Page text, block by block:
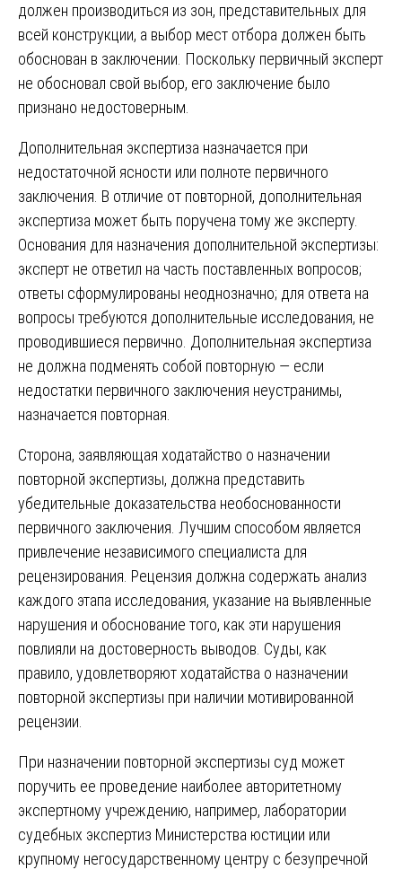
должен производиться из зон, представительных для
всей конструкции, а выбор мест отбора должен быть
обоснован в заключении. Поскольку первичный эксперт
не обосновал свой выбор, его заключение было
признано недостоверным.
Дополнительная экспертиза назначается при
недостаточной ясности или полноте первичного
заключения. В отличие от повторной, дополнительная
экспертиза может быть поручена тому же эксперту.
Основания для назначения дополнительной экспертизы:
эксперт не ответил на часть поставленных вопросов;
ответы сформулированы неоднозначно; для ответа на
вопросы требуются дополнительные исследования, не
проводившиеся первично. Дополнительная экспертиза
не должна подменять собой повторную — если
недостатки первичного заключения неустранимы,
назначается повторная.
Сторона, заявляющая ходатайство о назначении
повторной экспертизы, должна представить
убедительные доказательства необоснованности
первичного заключения. Лучшим способом является
привлечение независимого специалиста для
рецензирования. Рецензия должна содержать анализ
каждого этапа исследования, указание на выявленные
нарушения и обоснование того, как эти нарушения
повлияли на достоверность выводов. Суды, как
правило, удовлетворяют ходатайства о назначении
повторной экспертизы при наличии мотивированной
рецензии.
При назначении повторной экспертизы суд может
поручить ее проведение наиболее авторитетному
экспертному учреждению, например, лаборатории
судебных экспертиз Министерства юстиции или
крупному негосударственному центру с безупречной